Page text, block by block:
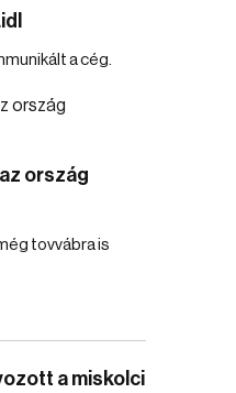
a cég.
ország
tovvábra is
a miskolci